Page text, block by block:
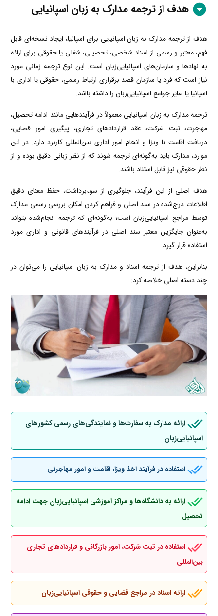
هدف از ترجمه مدارک به زبان اسپانیایی
هدف از ترجمه مدارک به زبان اسپانیایی برای اسپانیا، ایجاد نسخه‌ای قابل
فهم، معتبر و رسمی از اسناد شخصی، تحصیلی، شغلی یا حقوقی برای ارائه
به نهادها و سازمان‌های اسپانیایی‌زبان است. این نوع ترجمه زمانی مورد
نیاز است که فرد یا سازمان قصد برقراری ارتباط رسمی، حقوقی یا اداری با
اسپانیا یا سایر جوامع اسپانیایی‌زبان را داشته باشد.
ترجمه مدارک به زبان اسپانیایی معمولاً در فرآیندهایی مانند ادامه تحصیل،
مهاجرت، ثبت شرکت، عقد قراردادهای تجاری، پیگیری امور قضایی،
دریافت اقامت یا ویزا و انجام امور اداری بین‌المللی کاربرد دارد. در این
موارد، مدارک باید به‌گونه‌ای ترجمه شوند که از نظر زبانی دقیق بوده و از
نظر حقوقی نیز قابل استناد باشند.
هدف اصلی از این فرآیند، جلوگیری از سوءبرداشت، حفظ معنای دقیق
اطلاعات درج‌شده در سند اصلی و فراهم کردن امکان بررسی رسمی مدارک
توسط مراجع اسپانیایی‌زبان است؛ به‌گونه‌ای که ترجمه انجام‌شده بتواند
به‌عنوان جایگزین معتبر سند اصلی در فرآیندهای قانونی و اداری مورد
استفاده قرار گیرد.
بنابراین، هدف از ترجمه اسناد و مدارک به زبان اسپانیایی را می‌توان در
چند دسته اصلی خلاصه کرد:
ارائه مدارک به سفارت‌ها و نمایندگی‌های رسمی کشورهای
اسپانیایی‌زبان
استفاده در فرآیند اخذ ویزا، اقامت و امور مهاجرتی
ارائه به دانشگاه‌ها و مراکز آموزشی اسپانیایی‌زبان جهت ادامه
تحصیل
استفاده در ثبت شرکت، امور بازرگانی و قراردادهای تجاری
بین‌المللی
ارائه اسناد در مراجع قضایی و حقوقی اسپانیایی‌زبان